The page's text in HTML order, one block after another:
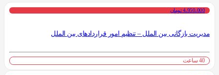
4،950،000 تومان
مدیریت بازگانی بین الملل – تنظیم امور قراردادهای بین الملل
40 ساعت